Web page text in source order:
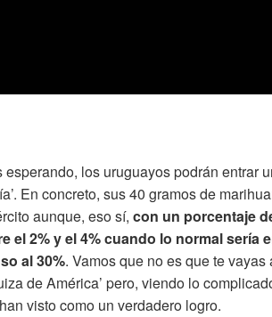
los uruguayos podrán entrar
En concreto, sus 40 gramos de
aunque, eso sí, con un porcentaje
el 2% y el 4% cuando lo normal sería
al 30%. Vamos que no es que te vayas
de América’ pero, viendo lo
visto como un verdadero logro.